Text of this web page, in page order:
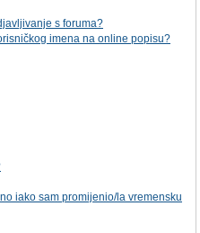
s foruma?
imena na online popisu?
iako sam promijenio/la vremensku